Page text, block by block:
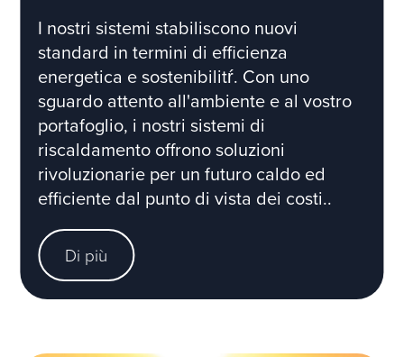
I nostri sistemi stabiliscono nuovi
standard in termini di efficienza
energetica e sostenibilitŕ. Con uno
sguardo attento all'ambiente e al vostro
portafoglio, i nostri sistemi di
riscaldamento offrono soluzioni
rivoluzionarie per un futuro caldo ed
efficiente dal punto di vista dei costi..
Di più